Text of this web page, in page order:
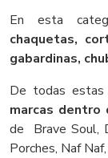
En esta
chaquetas,
gabardinas,
De todas estas
marcas
de Brave Soul,
Porches, Naf